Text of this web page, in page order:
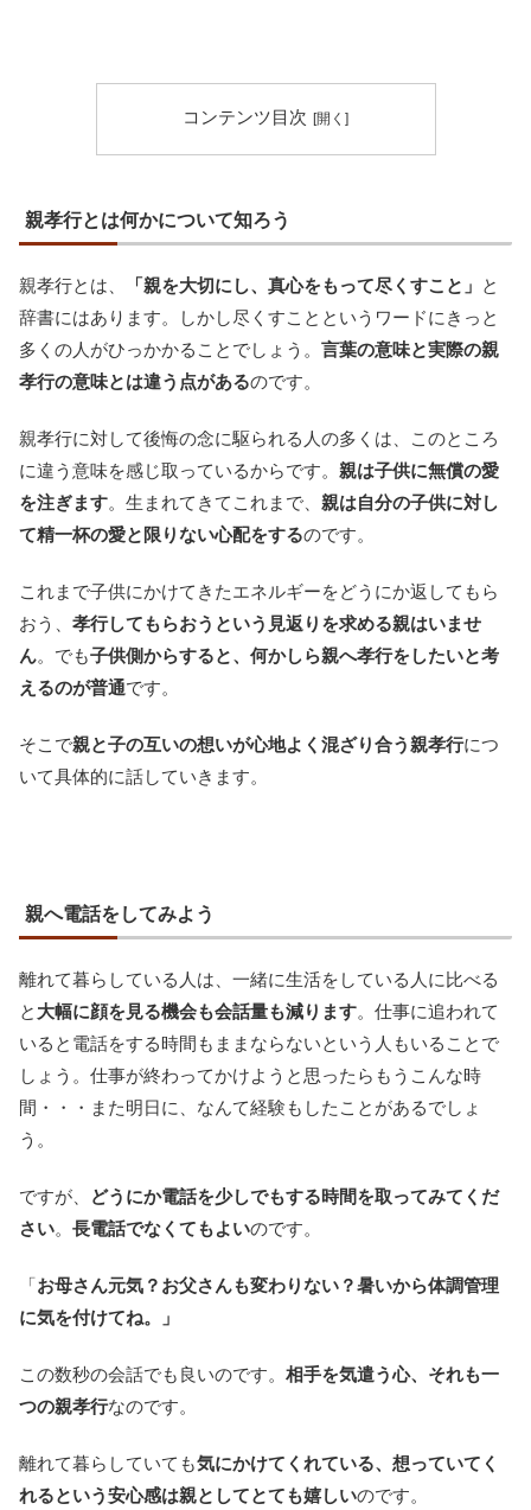
コンテンツ目次
親孝行とは何かについて知ろう
親孝行とは、 「親を大切にし、真心をもって尽くすこと」 と
辞書にはあります。しかし尽くすことというワードにきっと
多くの人がひっかかることでしょう。 言葉の意味と実際の親
孝行の意味とは違う点があるのです。
親孝行に対して後悔の念に駆られる人の多くは、このところ
に違う意味を感じ取っているからです。 親は子供に無償の愛
を注ぎます。生まれてきてこれまで、 親は自分の子供に対し
て精一杯の愛と限りない心配をするのです。
これまで子供にかけてきたエネルギーをどうにか返してもら
おう、 孝行してもらおうという見返りを求める親はいませ
ん。でも子供側からすると、何かしら親へ孝行をしたいと考
えるのが普通です。
そこで親と子の互いの想いが心地よく混ざり合う親孝行につ
いて具体的に話していきます。
親へ電話をしてみよう
離れて暮らしている人は、一緒に生活をしている人に比べる
と 大幅に顔を見る機会も会話量も減ります。仕事に追われて
いると電話をする時間もままならないという人もいることで
しょう。仕事が終わってかけようと思ったらもうこんな時
間・・・また明日に、なんて経験もしたことがあるでしょ
う。
ですが、
どうにか電話を少しでもする時間を取ってみてくだ
さい。 長電話でなくてもよいのです。
「お母さん元気？お父さんも変わりない？暑いから体調管理
に気を付けてね。」
この数秒の会話でも良いのです。 相手を気遣う心、それも一
つの親孝行なのです。
離れて暮らしていても気にかけてくれている、想っていてく
れるという安心感は親としてとても嬉しいのです。